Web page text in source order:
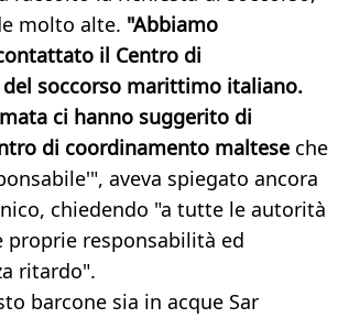
molto alte. "Abbiamo
il Centro di
soccorso marittimo italiano.
ci hanno suggerito di
di coordinamento maltese che
aveva spiegato ancora
chiedendo "a tutte le autorità
proprie responsabilità ed
ritardo".
barcone sia in acque Sar